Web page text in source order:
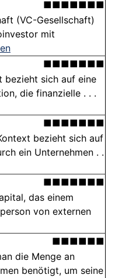
■■■■■■■
(VC-Gesellschaft)
mit
■■■■■■■
bezieht sich auf eine
die finanzielle . . .
■■■■■■■
bezieht sich auf
ein Unternehmen . .
■■■■■■■
das einem
von externen
■■■■■■
die Menge an
benötigt, um seine